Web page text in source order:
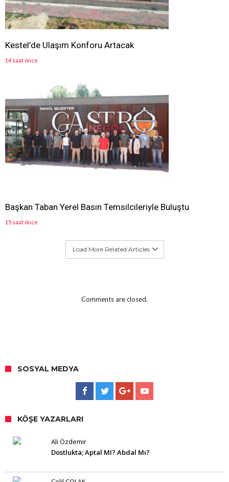
Kestel’de Ulaşım Konforu Artacak
14 saat önce
Başkan Taban Yerel Basın Temsilcileriyle Buluştu
15 saat önce
Load More Related Articles
Comments are closed.
SOSYAL MEDYA
KÖŞE YAZARLARI
Ali Özdemir
Dostlukta; Aptal MI? Abdal Mı?